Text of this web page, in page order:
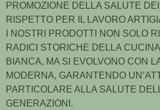
PROMOZIONE DELLA SALUTE
RISPETTO PER IL LAVORO
I NOSTRI PRODOTTI NON SOLO
RADICI STORICHE DELLA
BIANCA, MA SI EVOLVONO CON
MODERNA, GARANTENDO
PARTICOLARE ALLA SALUTE
GENERAZIONI.